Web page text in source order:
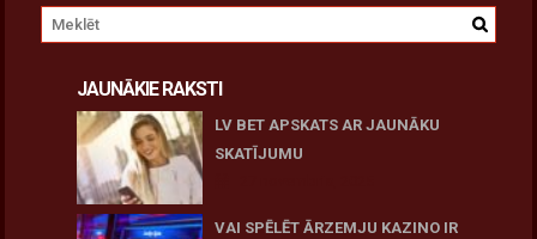
JAUNĀKIE RAKSTI
LV BET APSKATS AR JAUNĀKU
SKATĪJUMU
VAI SPĒLĒT ĀRZEMJU KAZINO IR